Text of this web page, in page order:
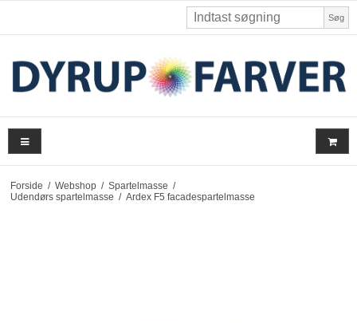
Søg
Forside / Webshop / Spartelmasse /
Udendørs spartelmasse / Ardex F5 facadespartelmasse